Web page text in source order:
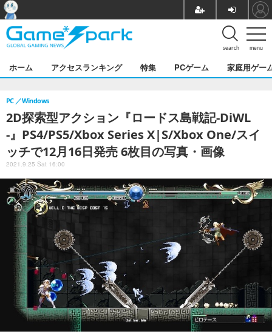
menu
search
ホーム アクセスランキング 特集 PCゲーム 家庭用ゲー
2D探索型アクション『ロードス島戦記-DiWL
-』PS4/PS5/Xbox Series X|S/Xbox One/スイ
ッチで12月16日発売 6枚目の写真・画像
PC Windows
2021.9.25 Sat 16:00